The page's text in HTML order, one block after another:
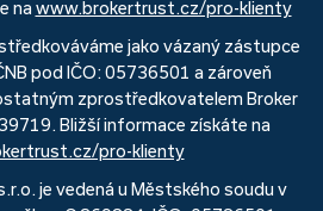
na www.brokertrust.cz/pro-klienty
jako vázaný zástupce
pod IČO: 05736501 a zároveň
zprostředkovatelem Broker
Bližší informace získáte na
pro-klienty
je vedená u Městského soudu v